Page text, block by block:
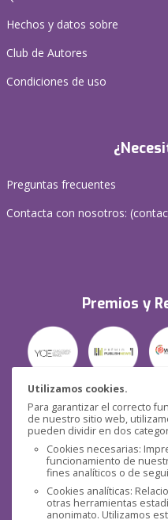
Utilizamos cookies.
Para garantizar el correcto
de nuestro sitio web,
pueden dividir en dos
Cookies necesarias:
funcionamiento de
fines analíticos o de
Cookies analíticas:
otras herramientas
anonimato. Utilizamos
Hechos y datos sobre
Club de Autores
Condiciones de uso
Preguntas frecuentes
Contacta con nosotros: (
Premios y